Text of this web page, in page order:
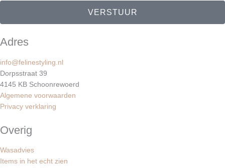
s
t
m
VERSTUUR
Adres
info@felinestyling.nl
Dorpsstraat 39
4145 KB Schoonrewoerd
Algemene voorwaarden
Privacy verklaring
Overig
Wasadvies
Items in het echt zien